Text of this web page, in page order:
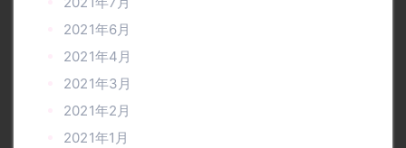
2021年6月
2021年4月
2021年3月
2021年2月
2021年1月